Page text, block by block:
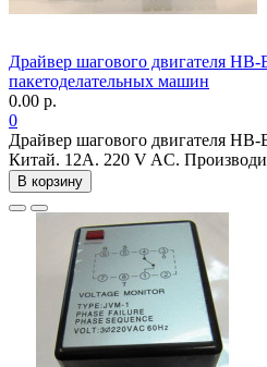
Драйвер шагового двигателя
пакетоделательных машин
0.00 р.
0
Драйвер шагового двигателя
Китай. 12А. 220 V AC.
В корзину